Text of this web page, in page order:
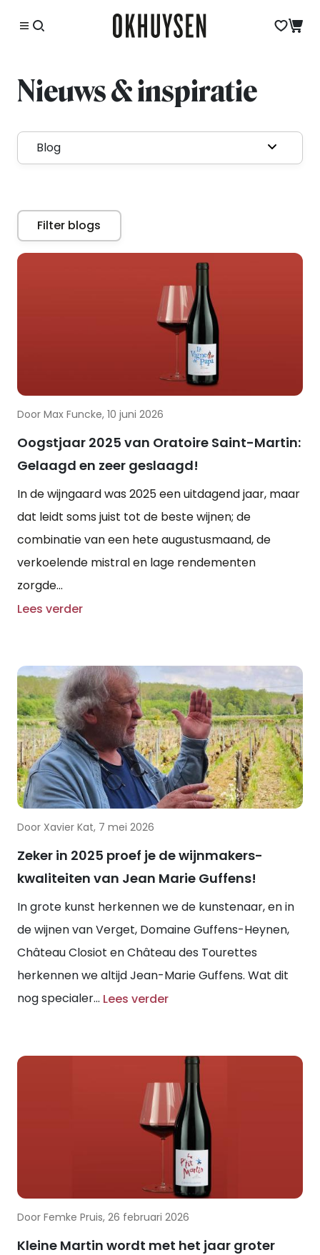
Nieuws & inspiratie
Blog
Filter blogs
Door Max Funcke, 10 juni 2026
Oogstjaar 2025 van Oratoire Saint-Martin:
Gelaagd en zeer geslaagd!
In de wijngaard was 2025 een uitdagend jaar, maar
dat leidt soms juist tot de beste wijnen; de
combinatie van een hete augustusmaand, de
verkoelende mistral en lage rendementen
zorgde...
Lees verder
Door Xavier Kat, 7 mei 2026
Zeker in 2025 proef je de wijnmakers-
kwaliteiten van Jean Marie Guffens!
In grote kunst herkennen we de kunstenaar, en in
de wijnen van Verget, Domaine Guffens-Heynen,
Château Closiot en Château des Tourettes
herkennen we altijd Jean-Marie Guffens. Wat dit
nog specialer... Lees verder
Door Femke Pruis, 26 februari 2026
Kleine Martin wordt met het jaar groter